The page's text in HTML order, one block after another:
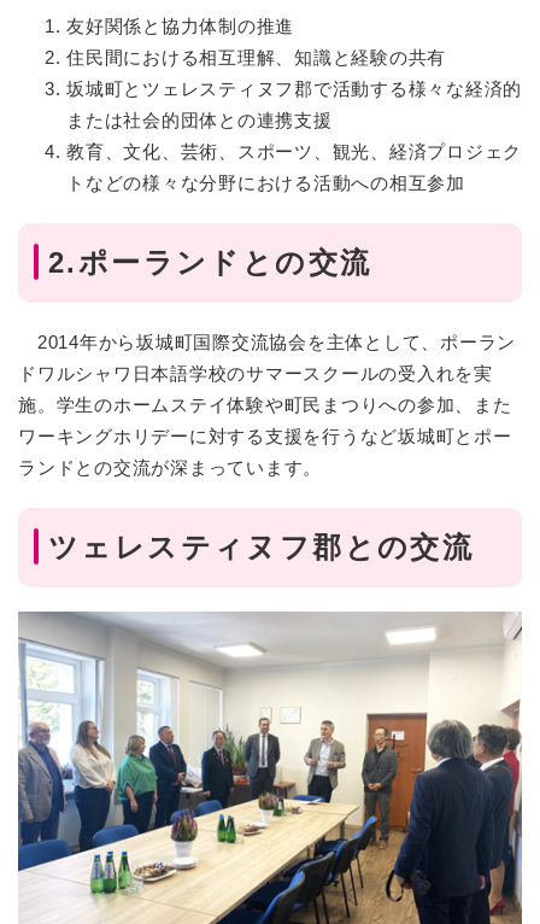
友好関係と協力体制の推進
住民間における相互理解、知識と経験の共有
坂城町とツェレスティヌフ郡で活動する様々な経済的
または社会的団体との連携支援
教育、文化、芸術、スポーツ、観光、経済プロジェク
トなどの様々な分野における活動への相互参加
2.ポーランドとの交流
2014年から坂城町国際交流協会を主体として、ポーラン
ドワルシャワ日本語学校のサマースクールの受入れを実
施。学生のホームステイ体験や町民まつりへの参加、また
ワーキングホリデーに対する支援を行うなど坂城町とポー
ランドとの交流が深まっています。
ツェレスティヌフ郡との交流